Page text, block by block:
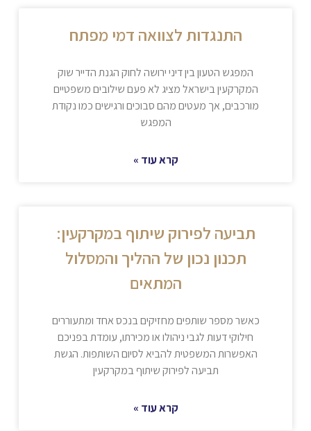
התנגדות לצוואה דמי מפתח
המפגש הטעון בין דיני ירושה לחוק הגנת הדייר שוק
המקרקעין בישראל מציג לא פעם שילובים משפטיים
מורכבים, אך מעטים מהם סבוכים ורגישים כמו נקודת
המפגש
קרא עוד »
תביעה לפירוק שיתוף במקרקעין:
תכנון נכון של ההליך והמסלול
המתאים
כאשר מספר שותפים מחזיקים בנכס אחד ומתעוררים
חילוקי דעות לגבי ניהולו או מכירתו, עומדת בפניכם
האפשרות המשפטית להביא לסיום השותפות. הגשת
תביעה לפירוק שיתוף במקרקעין
קרא עוד »